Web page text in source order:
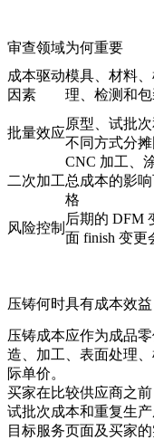
审查领域为何重要
成本驱动
因素
模具、材料
理、检测和
批量效应
原型、试批
不同方式分
二次加工
CNC 加工、
总成本的影
格
风险控制
后期的 DFM
面 finish 变更
压铸何时具有成本效益
压铸成本应作为成品
造、加工、表面处理
际单价。
买家在比较供应商之
试批次成本和重复生
目标服务页面及买家